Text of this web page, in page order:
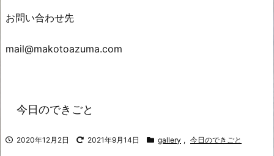
お問い合わせ先
mail@makotoazuma.com
今日のできごと
2020年12月2日 2021年9月14日 gallery , 今日のできごと